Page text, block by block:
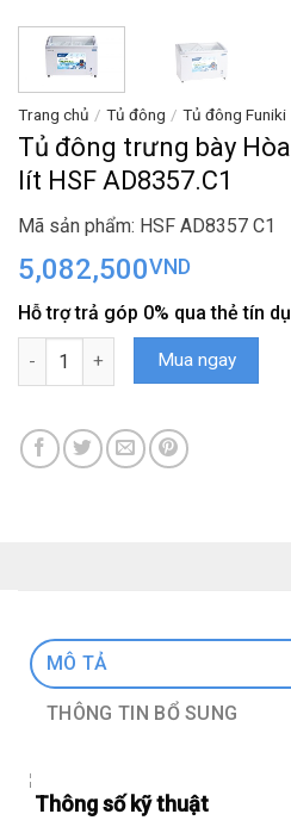
Trang chủ / Tủ đông / Tủ đông Funiki
Tủ đông trưng bày
lít HSF AD8357.C1
Mã sản phẩm: HSF AD8357 C1
5,082,500VND
Hỗ trợ trả góp 0% qua thẻ tín
Tủ đông trưng bày Hòa Phát
Mua ngay
MÔ TẢ
THÔNG TIN BỔ SUNG
Thông số kỹ thuật